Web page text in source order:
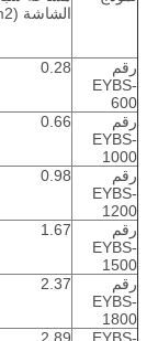
الشاشة (m2)
رقم
EYBS-
600
0.28
رقم
EYBS-
1000
0.66
رقم
EYBS-
1200
0.98
رقم
EYBS-
1500
1.67
رقم
EYBS-
1800
2.37
EYBS-
2.89